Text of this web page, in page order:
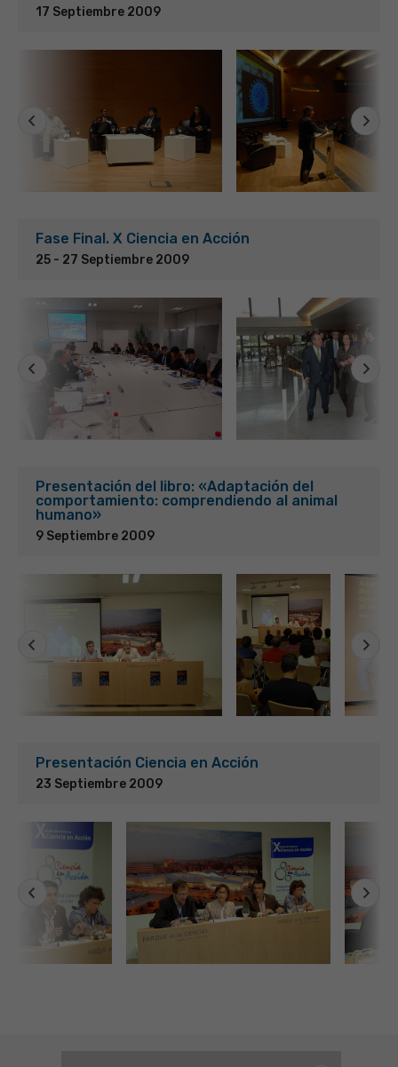
17 Septiembre 2009
Fase Final. X Ciencia en Acción
25 - 27 Septiembre 2009
Presentación del libro: «Adaptación del
comportamiento: comprendiendo al animal
humano»
9 Septiembre 2009
Presentación Ciencia en Acción
23 Septiembre 2009